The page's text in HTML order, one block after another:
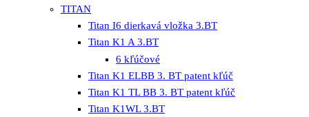
TITAN
Titan I6 dierkavá vložka 3.BT
Titan K1 A 3.BT
6 kľúčové
Titan K1 ELBB 3. BT patent kľúč
Titan K1 TL BB 3. BT patent kľúč
Titan K1WL 3.BT